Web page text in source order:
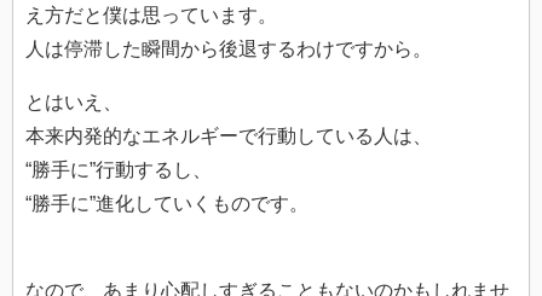
え方だと僕は思っています。
人は停滞した瞬間から後退するわけですから。
とはいえ、
本来内発的なエネルギーで行動している人は、
“勝手に”行動するし、
“勝手に”進化していくものです。
なので、あまり心配しすぎることもないのかもしれませ